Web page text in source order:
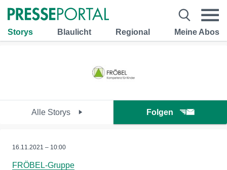
Storys Blaulicht Regional Meine Abos
Alle Storys Folgen
16.11.2021 – 10:00
FRÖBEL-Gruppe